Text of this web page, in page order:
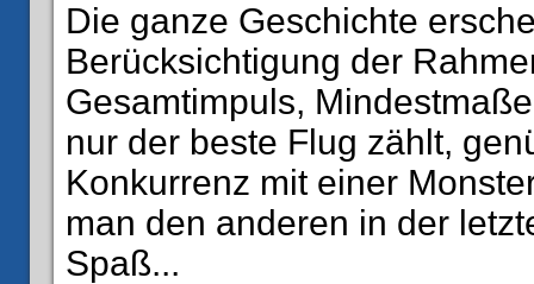
Die ganze Geschichte
Berücksichtigung der
Gesamtimpuls,
nur der beste Flug zählt,
Konkurrenz mit einer
man den anderen in der
Spaß...